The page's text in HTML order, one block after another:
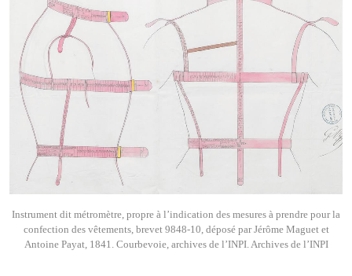
Instrument dit métromètre, propre à l’indication des mesures à prendre pour la
confection des vêtements, brevet 9848-10, déposé par Jérôme Maguet et
Antoine Payat, 1841. Courbevoie, archives de l’INPI. Archives de l’INPI